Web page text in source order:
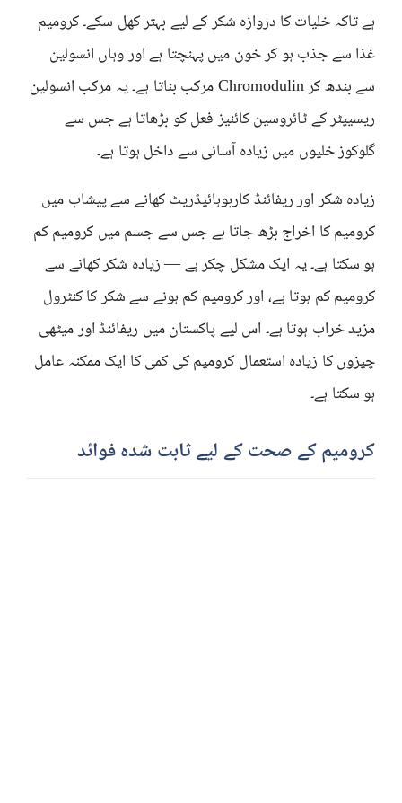
ہے تاکہ خلیات کا دروازہ شکر کے لیے بہتر کھل سکے۔ کرومیم
غذا سے جذب ہو کر خون میں پہنچتا ہے اور وہاں انسولین
سے بندھ کر Chromodulin مرکب بناتا ہے۔ یہ مرکب انسولین
ریسیپٹر کے ٹائروسین کائنیز فعل کو بڑھاتا ہے جس سے
گلوکوز خلیوں میں زیادہ آسانی سے داخل ہوتا ہے۔
زیادہ شکر اور ریفائنڈ کاربوہائیڈریٹ کھانے سے پیشاب میں
کرومیم کا اخراج بڑھ جاتا ہے جس سے جسم میں کرومیم کم
ہو سکتا ہے۔ یہ ایک مشکل چکر ہے — زیادہ شکر کھانے سے
کرومیم کم ہوتا ہے، اور کرومیم کم ہونے سے شکر کا کنٹرول
مزید خراب ہوتا ہے۔ اس لیے پاکستان میں ریفائنڈ اور میٹھی
چیزوں کا زیادہ استعمال کرومیم کی کمی کا ایک ممکنہ عامل
ہو سکتا ہے۔
کرومیم کے صحت کے لیے ثابت شدہ فوائد